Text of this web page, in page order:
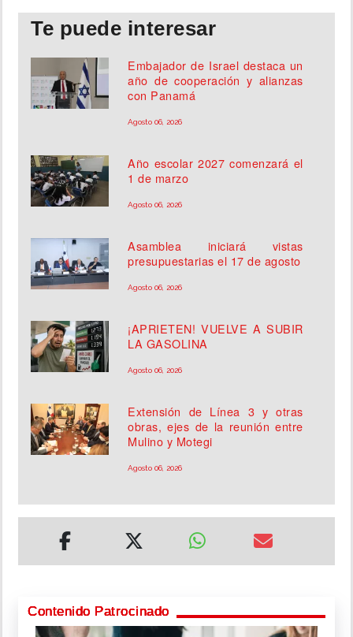
Te puede interesar
Embajador de Israel destaca un
año de cooperación y alianzas
con Panamá
Agosto 06, 2026
Año escolar 2027 comenzará el
1 de marzo
Agosto 06, 2026
Asamblea iniciará vistas
presupuestarias el 17 de agosto
Agosto 06, 2026
¡APRIETEN! VUELVE A SUBIR
LA GASOLINA
Agosto 06, 2026
Extensión de Línea 3 y otras
obras, ejes de la reunión entre
Mulino y Motegi
Agosto 06, 2026
Contenido Patrocinado